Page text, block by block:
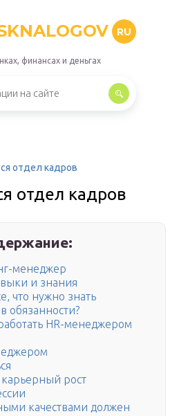
RU
финансах и деньгах
отдел кадров
отдел кадров
менеджер
и знания
что нужно знать
обязанности?
HR-менеджером
карьерный рост
качествами должен